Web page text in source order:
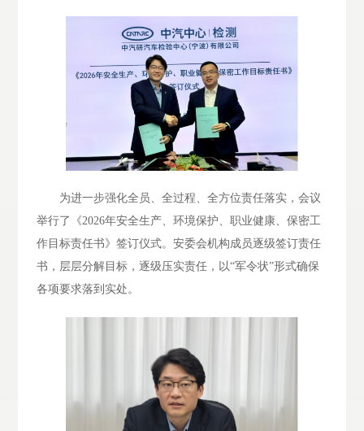
为进一步强化全员、全过程、全方位责任落实，会议
举行了《2026年安全生产、环境保护、职业健康、保密工
作目标责任书》签订仪式。安委会机构成员逐级签订责任
书，层层分解目标，逐级压实责任，以“军令状”形式确保
各项要求落到实处。